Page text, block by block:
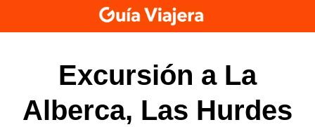
to
Excursión a La
Alberca, Las Hurdes